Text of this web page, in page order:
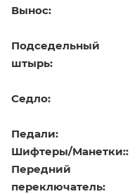
Вынос:
Подседельный
штырь:
Седло:
Педали:
Шифтеры/Манетки::
Передний
переключатель: